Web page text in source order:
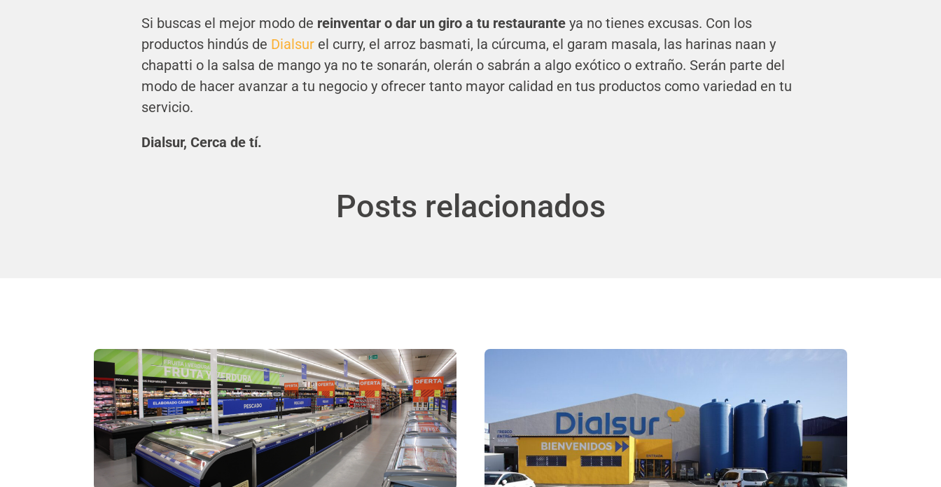
Si buscas el mejor modo de reinventar o dar un giro a tu restauranteya no tienes excusas. Con los
productos hindús de Dialsurel curry, el arroz basmati, la cúrcuma, el garam masala, las harinas naan y
chapatti o la salsa de mango ya no te sonarán, olerán o sabrán a algo exótico o extraño. Serán parte del
modo de hacer avanzar a tu negocio y ofrecer tanto mayor calidad en tus productos como variedad en tu
servicio.
Dialsur, Cerca de tí.
Posts relacionados